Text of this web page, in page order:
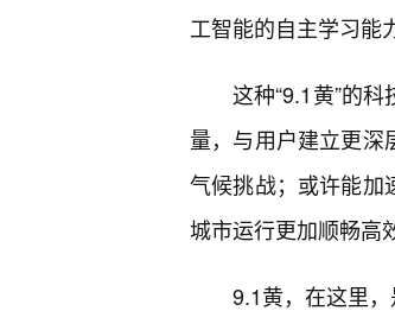
工智能的自主学习能
这种“9.1黄”的
量，与用户建立更深
气候挑战；或许能加
城市运行更加顺畅高
9.1黄，在这里